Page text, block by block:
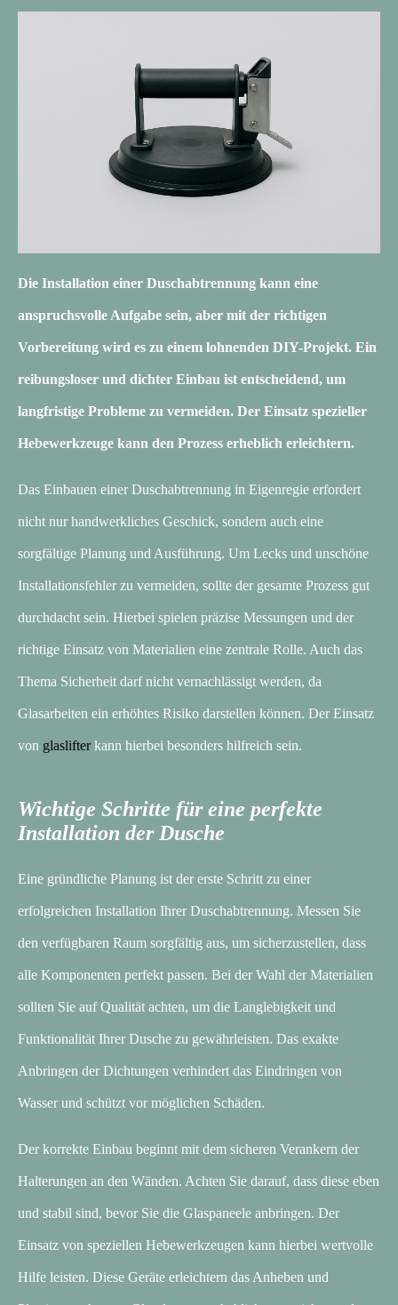
Die Installation einer Duschabtrennung kann eine
anspruchsvolle Aufgabe sein, aber mit der richtigen
Vorbereitung wird es zu einem lohnenden DIY-Projekt. Ein
reibungsloser und dichter Einbau ist entscheidend, um
langfristige Probleme zu vermeiden. Der Einsatz spezieller
Hebewerkzeuge kann den Prozess erheblich erleichtern.
Das Einbauen einer Duschabtrennung in Eigenregie erfordert
nicht nur handwerkliches Geschick, sondern auch eine
sorgfältige Planung und Ausführung. Um Lecks und unschöne
Installationsfehler zu vermeiden, sollte der gesamte Prozess gut
durchdacht sein. Hierbei spielen präzise Messungen und der
richtige Einsatz von Materialien eine zentrale Rolle. Auch das
Thema Sicherheit darf nicht vernachlässigt werden, da
Glasarbeiten ein erhöhtes Risiko darstellen können. Der Einsatz
von glaslifterkann hierbei besonders hilfreich sein.
Wichtige Schritte für eine perfekte
Installation der Dusche
Eine gründliche Planung ist der erste Schritt zu einer
erfolgreichen Installation Ihrer Duschabtrennung. Messen Sie
den verfügbaren Raum sorgfältig aus, um sicherzustellen, dass
alle Komponenten perfekt passen. Bei der Wahl der Materialien
sollten Sie auf Qualität achten, um die Langlebigkeit und
Funktionalität Ihrer Dusche zu gewährleisten. Das exakte
Anbringen der Dichtungen verhindert das Eindringen von
Wasser und schützt vor möglichen Schäden.
Der korrekte Einbau beginnt mit dem sicheren Verankern der
Halterungen an den Wänden. Achten Sie darauf, dass diese eben
und stabil sind, bevor Sie die Glaspaneele anbringen. Der
Einsatz von speziellen Hebewerkzeugen kann hierbei wertvolle
Hilfe leisten. Diese Geräte erleichtern das Anheben und